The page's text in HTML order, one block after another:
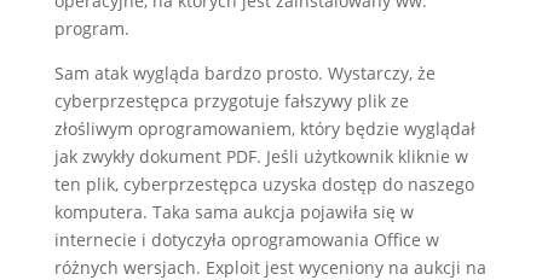
program.
Sam atak wygląda bardzo prosto. Wystarczy, że
cyberprzestępca przygotuje fałszywy plik ze
złośliwym oprogramowaniem, który będzie wyglądał
jak zwykły dokument PDF. Jeśli użytkownik kliknie w
ten plik, cyberprzestępca uzyska dostęp do naszego
komputera. Taka sama aukcja pojawiła się w
internecie i dotyczyła oprogramowania Office w
różnych wersjach. Exploit jest wyceniony na aukcji na